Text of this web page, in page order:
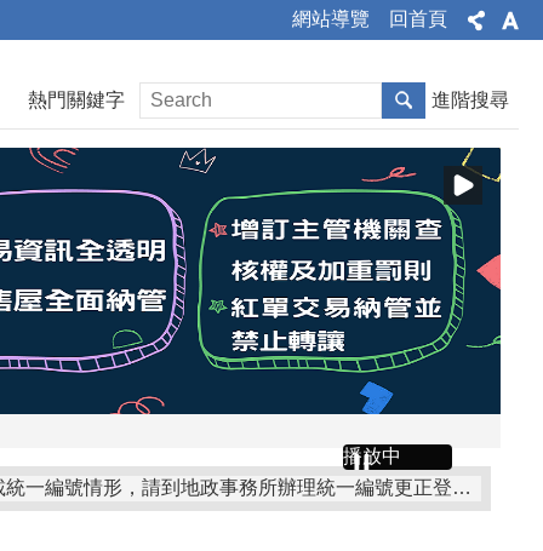
網站導覽 回首頁
熱門關鍵字 進階搜尋
播放中
為釐正地籍資料，保障所有權人財產權益，如收到公文通知有土地及建物無記載統一編號情形，請到地政事務所辦理統一編號更正登記！